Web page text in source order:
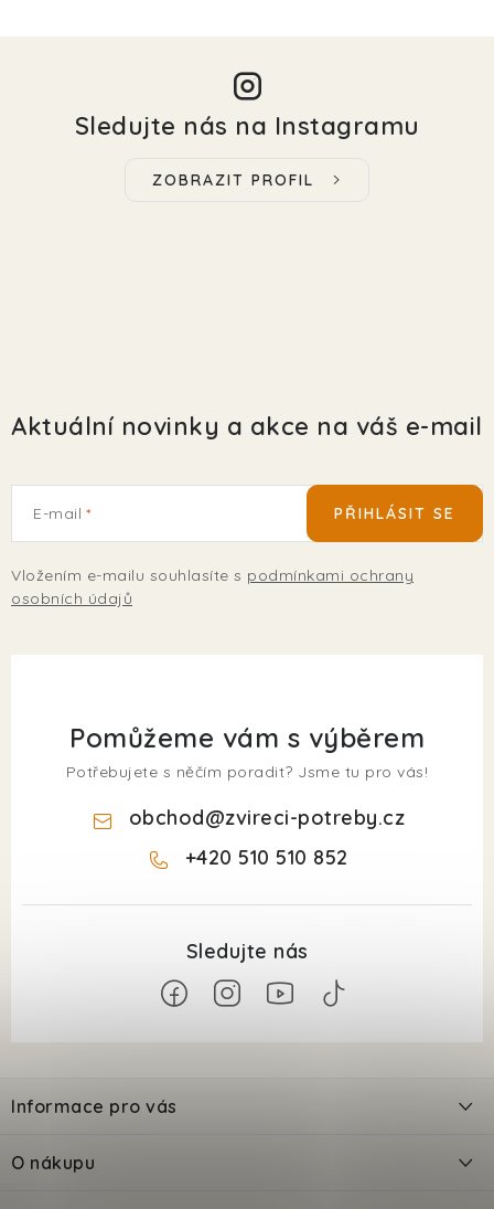
Sledujte nás na Instagramu
ZOBRAZIT PROFIL
Aktuální novinky a akce na váš e-mail
E-mail
Vložením e-mailu souhlasíte s podmínkami ochrany
osobních údajů
PŘIHLÁSIT SE
Pomůžeme vám s výběrem
Potřebujete s něčím poradit? Jsme tu pro vás!
obchod@zvireci-potreby.cz
+420 510 510 852
p
a
Informace pro vás
O nákupu